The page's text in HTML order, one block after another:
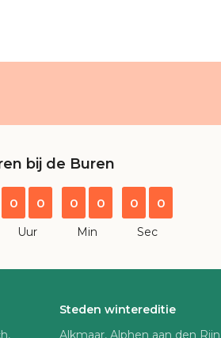
bij de Buren
0 0
Uur
0 0
Min
0 0
Sec
Steden wintereditie
Alkmaar, Alphen aan den